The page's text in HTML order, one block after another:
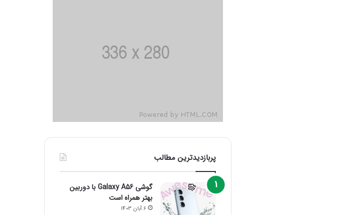
پربازدیدترین مطالب
گوشی Galaxy A56 با دوربین
بهتر همراه است
6 آبان 1403